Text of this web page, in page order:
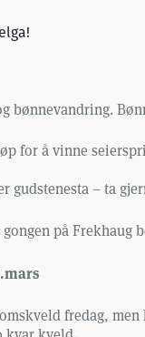
bønnevandring.
for å vinne
gudstenesta – ta
på
fredag,